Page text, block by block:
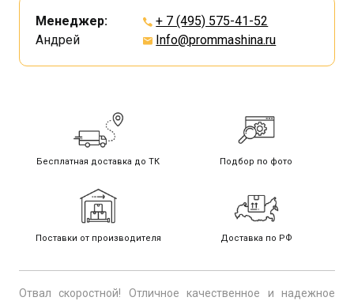
Менеджер:
Андрей
+ 7 (495) 575-41-52
Info@prommashina.ru
Бесплатная доставка до ТК Подбор по фото
Поставки от производителя Доставка по РФ
Отвал скоростной! Отличное качественное и надежное